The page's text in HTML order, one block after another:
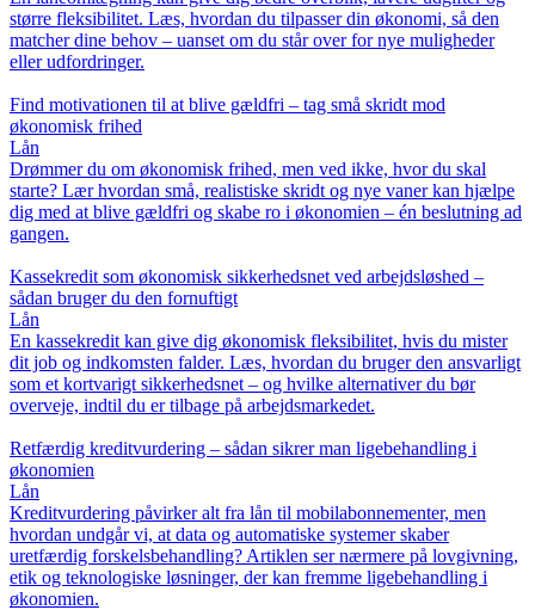
større fleksibilitet. Læs, hvordan du tilpasser din økonomi, så den
matcher dine behov – uanset om du står over for nye muligheder
eller udfordringer.
Find motivationen til at blive gældfri – tag små skridt mod
økonomisk frihed
Lån
Drømmer du om økonomisk frihed, men ved ikke, hvor du skal
starte? Lær hvordan små, realistiske skridt og nye vaner kan hjælpe
dig med at blive gældfri og skabe ro i økonomien – én beslutning ad
gangen.
Kassekredit som økonomisk sikkerhedsnet ved arbejdsløshed –
sådan bruger du den fornuftigt
Lån
En kassekredit kan give dig økonomisk fleksibilitet, hvis du mister
dit job og indkomsten falder. Læs, hvordan du bruger den ansvarligt
som et kortvarigt sikkerhedsnet – og hvilke alternativer du bør
overveje, indtil du er tilbage på arbejdsmarkedet.
Retfærdig kreditvurdering – sådan sikrer man ligebehandling i
økonomien
Lån
Kreditvurdering påvirker alt fra lån til mobilabonnementer, men
hvordan undgår vi, at data og automatiske systemer skaber
uretfærdig forskelsbehandling? Artiklen ser nærmere på lovgivning,
etik og teknologiske løsninger, der kan fremme ligebehandling i
økonomien.